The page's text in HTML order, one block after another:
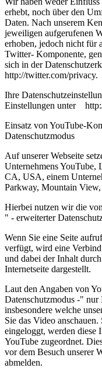
erhebt, noch über den
Daten. Nach unserem
jeweiligen aufgerufenen
erhoben, jedoch nicht für
Twitter- Komponente,
sich in der
http://twitter.com/privacy.
Ihre
Einstellungen unter
Einsatz von YouTube-
Datenschutzmodus
Auf unserer Webseite
Unternehmens
CA, USA, einem
Parkway, Mountain
Hierbei nutzen wir die
" - erweiterter
Wenn Sie eine Seite
verfügt, wird eine
und dabei der Inhalt
Internetseite dargestellt.
Laut den Angaben von
Datenschutzmodus -" nur
insbesondere welche
Sie das Video
eingeloggt, werden diese
YouTube zugeordnet.
vor dem Besuch unserer
abmelden.